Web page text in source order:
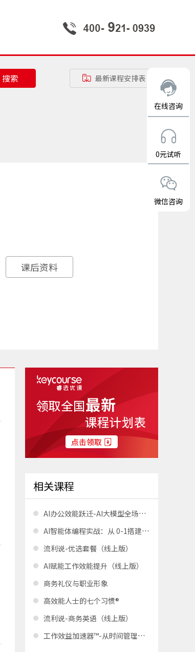
在线咨询
0元试听
微信咨询
搜索 最新课程安排表
课后资料
相关课程
AI办公效能跃迁-AI大模型全场景落地实战与智能体构建
AI智能体编程实战：从 0-1搭建企业 AI员工
流利说-优选套餐（线上版）
AI赋能工作效能提升（线上版）
商务礼仪与职业形象
高效能人士的七个习惯®
流利说-商务英语（线上版）
工作效益加速器™-从时间管理到效益管理